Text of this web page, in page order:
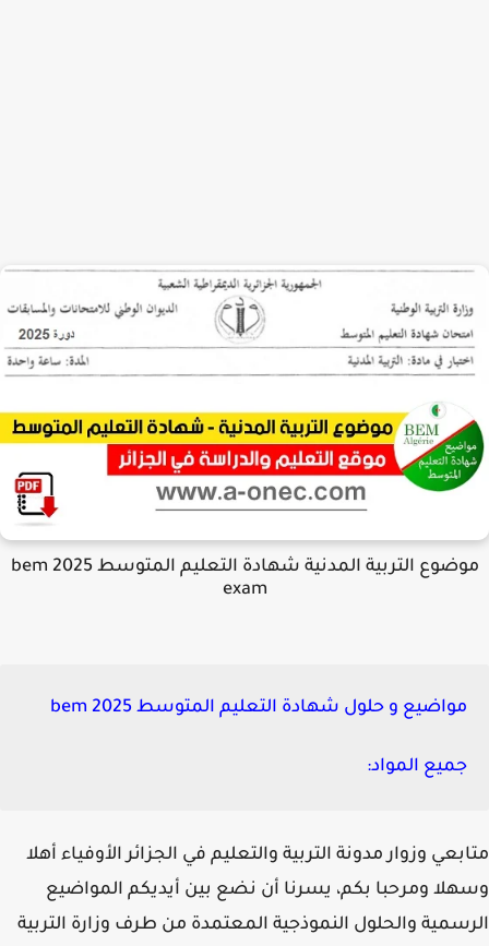
موضوع التربية المدنية شهادة التعليم المتوسط 2025 bem
exam
مواضيع و حلول شهادة التعليم المتوسط 2025 bem
جميع المواد:
وزوار مدونة التربية والتعليم في الجزائر الأوفياء أهلا
ومرحبا بكم، يسرنا أن نضع بين أيديكم المواضيع
والحلول النموذجية المعتمدة من طرف وزارة التربية